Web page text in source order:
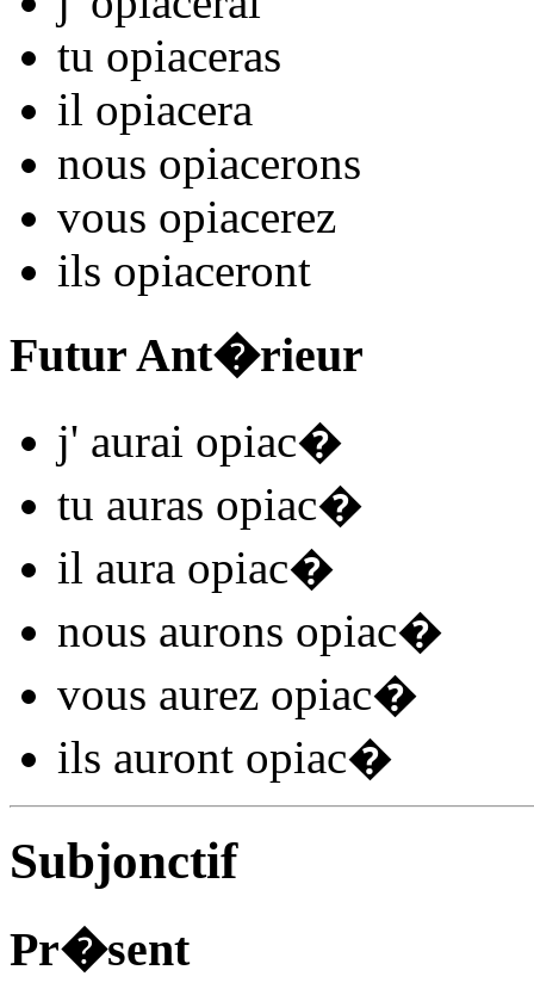
tu opiaceras
il opiacera
nous opiacerons
vous opiacerez
ils opiaceront
Futur Ant�rieur
j' aurai opiac�
tu auras opiac�
il aura opiac�
nous aurons opiac�
vous aurez opiac�
ils auront opiac�
Subjonctif
Pr�sent